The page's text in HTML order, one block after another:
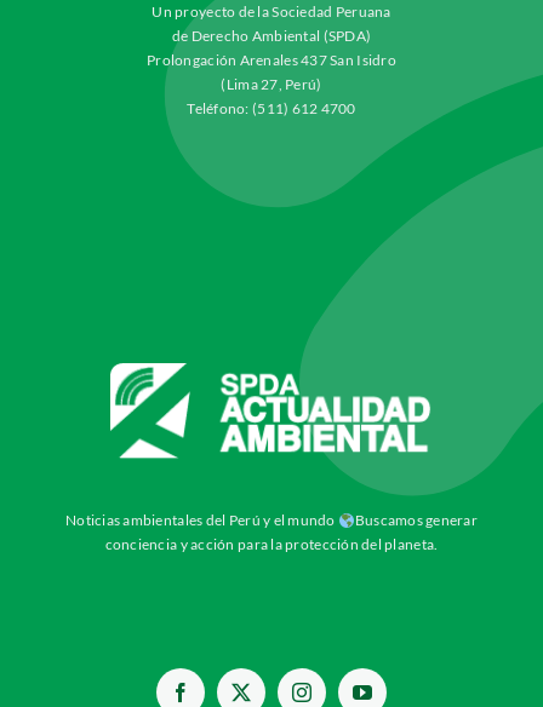
Un proyecto de la Sociedad Peruana
de Derecho Ambiental (SPDA)
Prolongación Arenales 437 San Isidro
(Lima 27, Perú)
Teléfono: (511) 612 4700
Noticias ambientales del Perú y el mundo
Buscamos generar
conciencia y acción para la protección del planeta.